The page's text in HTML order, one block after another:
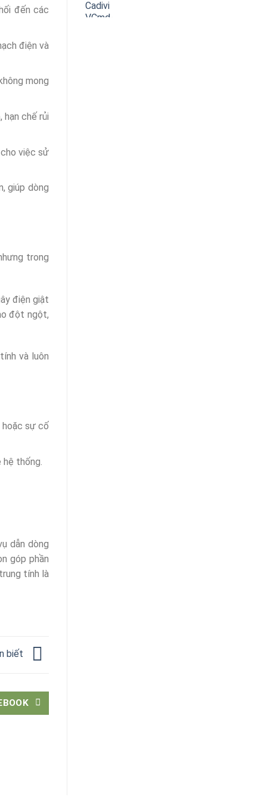
đến các
điện và
mong
chế rủi
việc sử
giúp dòng
trong
điện giật
đột ngột,
và luôn
hoặc sự cố
thống.
dẫn dòng
góp phần
tính là
biết